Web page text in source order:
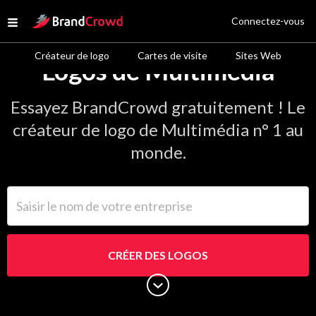
Open menu
Site Logo
Créateur de logo Cartes de visite Sites Web
Connectez-vous
Logos de Multimédia
Essayez BrandCrowd gratuitement ! Le
créateur de logo de Multimédia n° 1 au
monde.
CRÉER DES LOGOS